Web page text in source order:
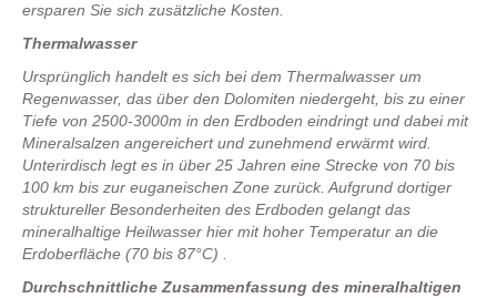
ersparen Sie sich zusätzliche Kosten.
Thermalwasser
Ursprünglich handelt es sich bei dem Thermalwasser um
Regenwasser, das über den Dolomiten niedergeht, bis zu einer
Tiefe von 2500-3000m in den Erdboden eindringt und dabei mit
Mineralsalzen angereichert und zunehmend erwärmt wird.
Unterirdisch legt es in über 25 Jahren eine Strecke von 70 bis
100 km bis zur euganeischen Zone zurück. Aufgrund dortiger
struktureller Besonderheiten des Erdboden gelangt das
mineralhaltige Heilwasser hier mit hoher Temperatur an die
Erdoberfläche (70 bis 87°C) .
Durchschnittliche Zusammenfassung des mineralhaltigen